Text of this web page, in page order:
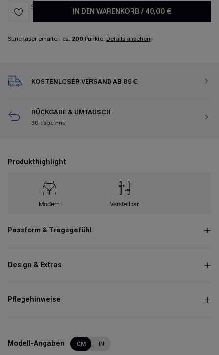
IN DEN WARENKORB/ 40,00 €
Sunchaser erhalten ca. 200 Punkte. Details ansehen
KOSTENLOSER VERSAND AB 89 €
RÜCKGABE & UMTAUSCH
30 Tage Frist
Produkthighlight
Modern Verstellbar
Passform & Tragegefühl
Design & Extras
Pflegehinweise
Modell-Angaben CM IN